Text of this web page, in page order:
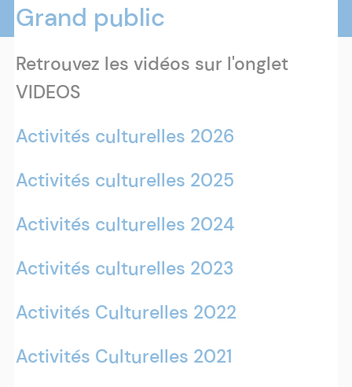
Grand public
Retrouvez les vidéos sur l'onglet
VIDEOS
Activités culturelles 2026
Activités culturelles 2025
Activités culturelles 2024
Activités culturelles 2023
Activités Culturelles 2022
Activités Culturelles 2021